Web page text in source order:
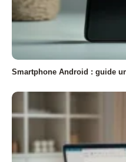
Smartphone Android : guide